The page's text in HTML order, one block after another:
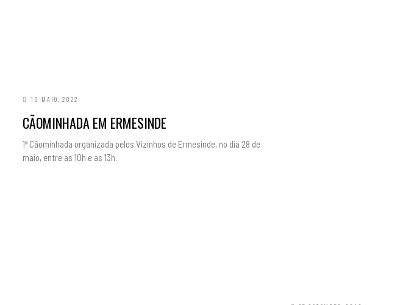
10 MAIO, 2022
CÃOMINHADA EM ERMESINDE
1ª Cãominhada organizada pelos Vizinhos de Ermesinde, no dia 28 de
maio, entre as 10h e as 13h.